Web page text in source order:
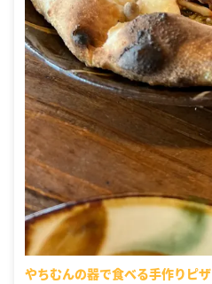
やちむんの器で食べる手作りピザ